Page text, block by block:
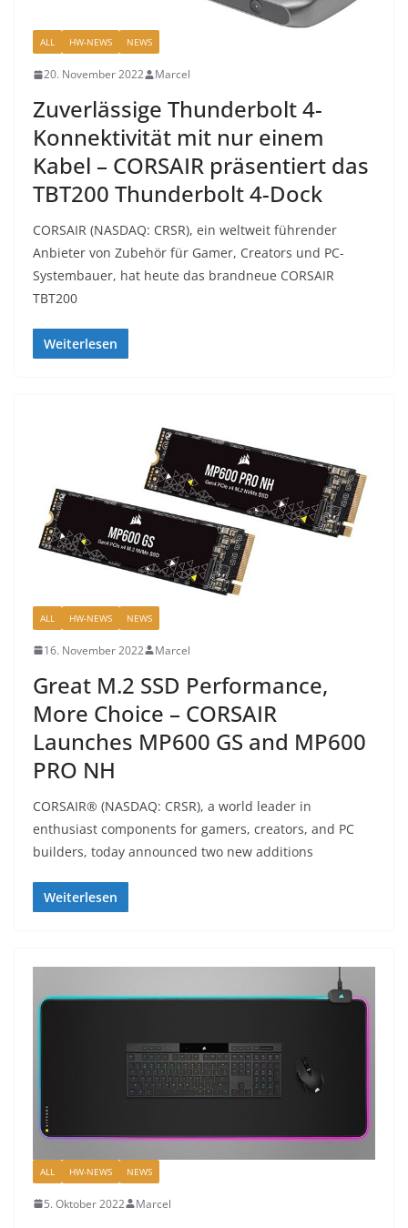
ALL HW-NEWS NEWS
20. November 2022 Marcel
Zuverlässige Thunderbolt 4-
Konnektivität mit nur einem
Kabel – CORSAIR präsentiert das
TBT200 Thunderbolt 4-Dock
CORSAIR (NASDAQ: CRSR), ein weltweit führender
Anbieter von Zubehör für Gamer, Creators und PC-
Systembauer, hat heute das brandneue CORSAIR
TBT200
Weiterlesen
ALL HW-NEWS NEWS
16. November 2022 Marcel
Great M.2 SSD Performance,
More Choice – CORSAIR
Launches MP600 GS and MP600
PRO NH
CORSAIR® (NASDAQ: CRSR), a world leader in
enthusiast components for gamers, creators, and PC
builders, today announced two new additions
Weiterlesen
ALL HW-NEWS NEWS
5. Oktober 2022 Marcel